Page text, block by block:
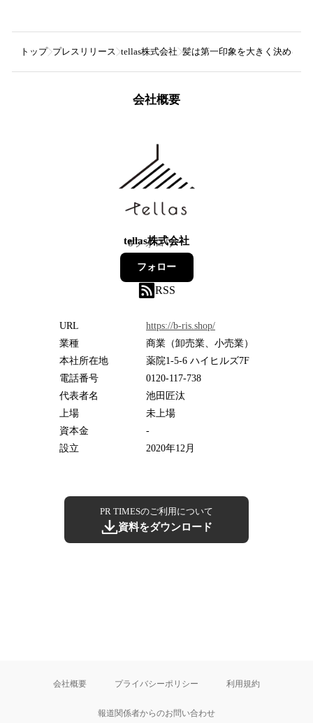
トップ プレスリリース tellas株式会社 髪は第一印象を大きく決める
会社概要
tellas株式会社
8フォロワー
フォロー
RSS
URL
https://b-ris.shop/
業種
商業（卸売業、小売業）
本社所在地
薬院1-5-6 ハイヒルズ7F
電話番号
0120-117-738
代表者名
池田匠汰
上場
未上場
資本金
-
設立
2020年12月
PR TIMESのご利用について
資料をダウンロード
会社概要 プライバシーポリシー 利用規約
報道関係者からのお問い合わせ